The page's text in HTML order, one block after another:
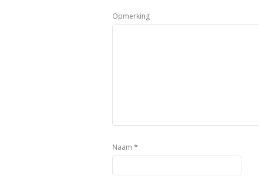
Opmerking
Naam *